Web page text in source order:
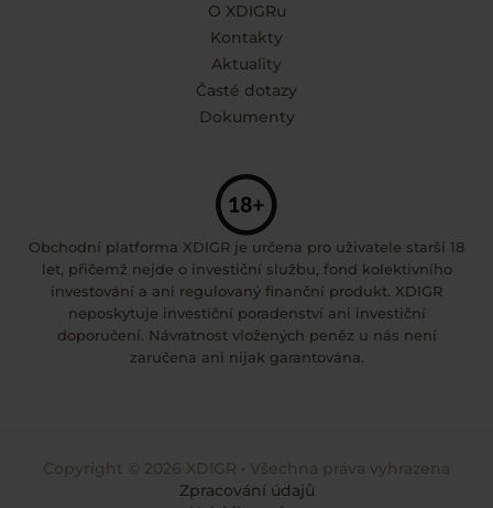
O XDIGRu
Kontakty
Aktuality
Časté dotazy
Dokumenty
Obchodní platforma XDIGR je určena pro uživatele starší 18
let, přičemž nejde o investiční službu, fond kolektivního
investování a ani regulovaný finanční produkt. XDIGR
neposkytuje investiční poradenství ani investiční
doporučení. Návratnost vložených peněz u nás není
zaručena ani nijak garantována.
Zpracování údajů